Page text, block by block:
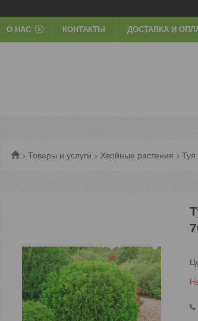
О НАС КОНТАКТЫ ДОСТАВКА И
Товары и услуги Хвойные растения Туя